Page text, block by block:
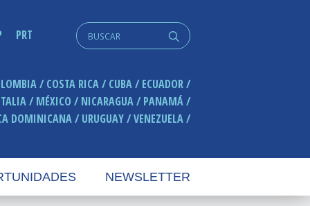
PRT q
Search
for:
COSTA RICA CUBA
ECUADOR
MÉXICO NICARAGUA
PANAMÁ
DOMINICANA
URUGUAY VENEZUELA
NEWSLETTER